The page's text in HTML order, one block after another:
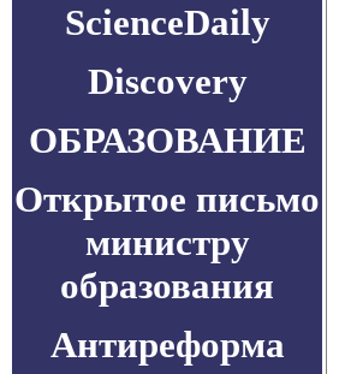
ScienceDaily
Discovery
ОБРАЗОВАНИЕ
Открытое письмо
министру
образования
Антиреформа